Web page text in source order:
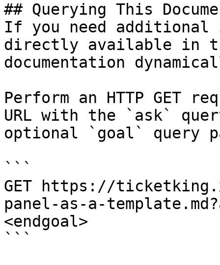
## Querying This
If you need
directly available in
documentation
Perform an HTTP GET
URL with the `ask`
optional `goal` query
```
GET https://
panel-as-a-
<endgoal>
```